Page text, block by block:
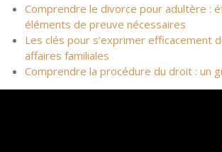
Comprendre le divorce pour adultère :
éléments de preuve nécessaires
Les clés pour s’exprimer efficacement
affaires familiales
Comprendre la procédure du droit : un